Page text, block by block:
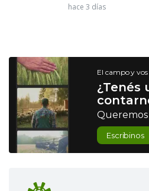
hace 3 días
El campo y vos
¿Tenés
Escribinos